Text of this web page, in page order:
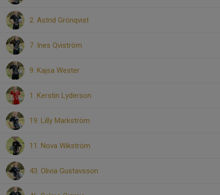
2. Astrid Grönqvist
7. Ines Qviström
9. Kajsa Wester
1. Kerstin Lyderson
19. Lilly Markström
11. Nova Wikström
43. Olivia Gustavsson